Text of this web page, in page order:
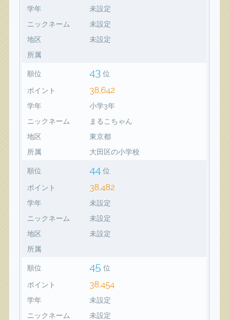
学年
未設定
ニックネーム
未設定
地区
未設定
所属
順位 43 位
ポイント 38,642
学年
小学3年
ニックネーム
まるこちゃん
地区
東京都
所属
大田区の小学校
順位 44 位
ポイント 38,482
学年
未設定
ニックネーム
未設定
地区
未設定
所属
順位 45 位
ポイント 38,454
学年
未設定
ニックネーム
未設定